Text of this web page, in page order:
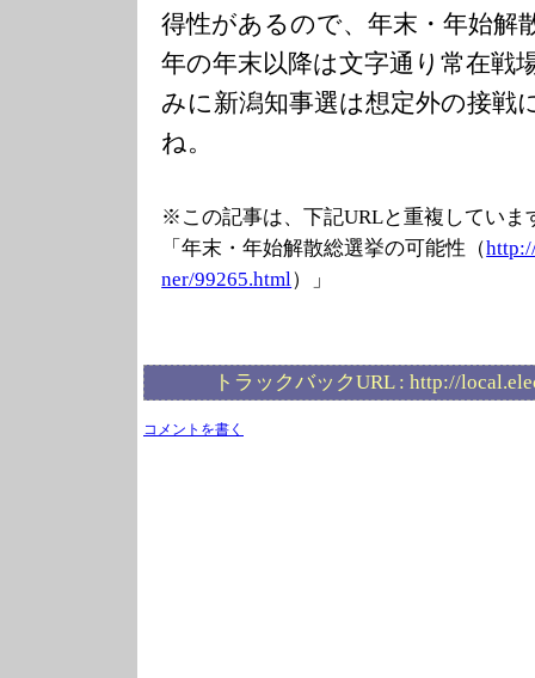
得性があるので、年末・年始解
年の年末以降は文字通り常在戦
みに新潟知事選は想定外の接戦
ね。
※この記事は、下記URLと重複していま
「年末・年始解散総選挙の可能性（
ner/99265.html ）」
トラックバックURL : http://
コメントを書く